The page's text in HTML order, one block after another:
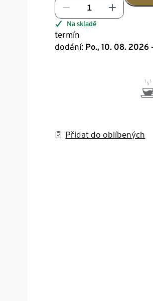
Na skladě
termín
dodání: Po., 10. 08. 2026
Přidat do oblíbených